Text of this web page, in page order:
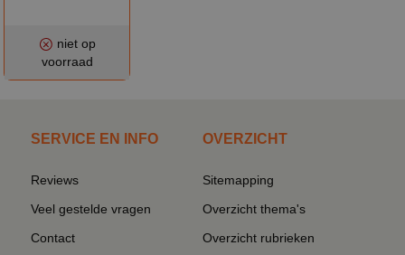
niet op
voorraad
SERVICE EN INFO
Reviews
Veel gestelde vragen
Contact
OVERZICHT
Sitemapping
Overzicht thema's
Overzicht rubrieken